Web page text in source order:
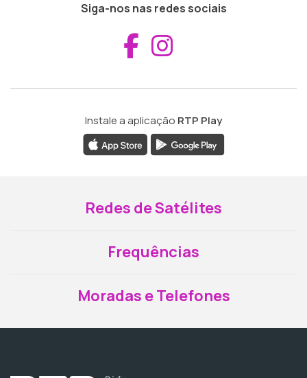
Siga-nos nas redes sociais
Aceder ao
Instale a aplicação RTP Play
Redes de Satélites
Frequências
Moradas e Telefones